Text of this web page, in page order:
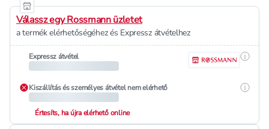
Válassz egy Rossmann üzletet
a termék elérhetőségéhez és Expressz átvételhez
Expressz átvétel
Kiszállítás és személyes átvétel nem elérhető
Értesíts, ha újra elérhető online